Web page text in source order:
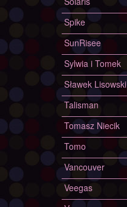
Spike
SunRisee
Sylwia i Tomek
Sławek Lisowski
Talisman
Tomasz Niecik
Tomo
Vancouver
Veegas